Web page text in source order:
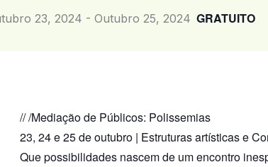
23, 2024 - Outubro 25, 2024 GRATUITO
// /Mediação de Públicos: Polissemias
23, 24 e 25 de outubro | Estruturas artísticas e
Que possibilidades nascem de um encontro